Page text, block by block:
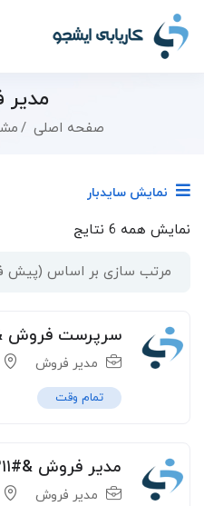
صفحه اصلی
نمایش سایدبار
نمایش همه 6 نتایج
مرتب سازی بر اساس (پیش
سرپرست فروش &#۸۲۱۱;
مدیر فروش
تمام وقت
مدیر فروش &#۸۲۱۱; آقا
مدیر فروش